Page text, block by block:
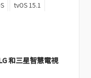
tvOS 15.1
和三星智慧電視